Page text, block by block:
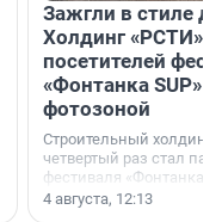
Зажгли в стиле
Холдинг «РСТИ»
посетителей
«Фонтанка SUP»
фотозоной
Строительный холдинг
четвертый раз стал
фестиваля «Фонтанка
раз компания
4 августа, 12:13